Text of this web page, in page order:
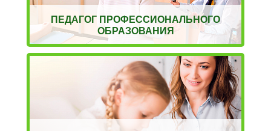
ПЕДАГОГ ПРОФЕССИОНАЛЬНОГО
ОБРАЗОВАНИЯ